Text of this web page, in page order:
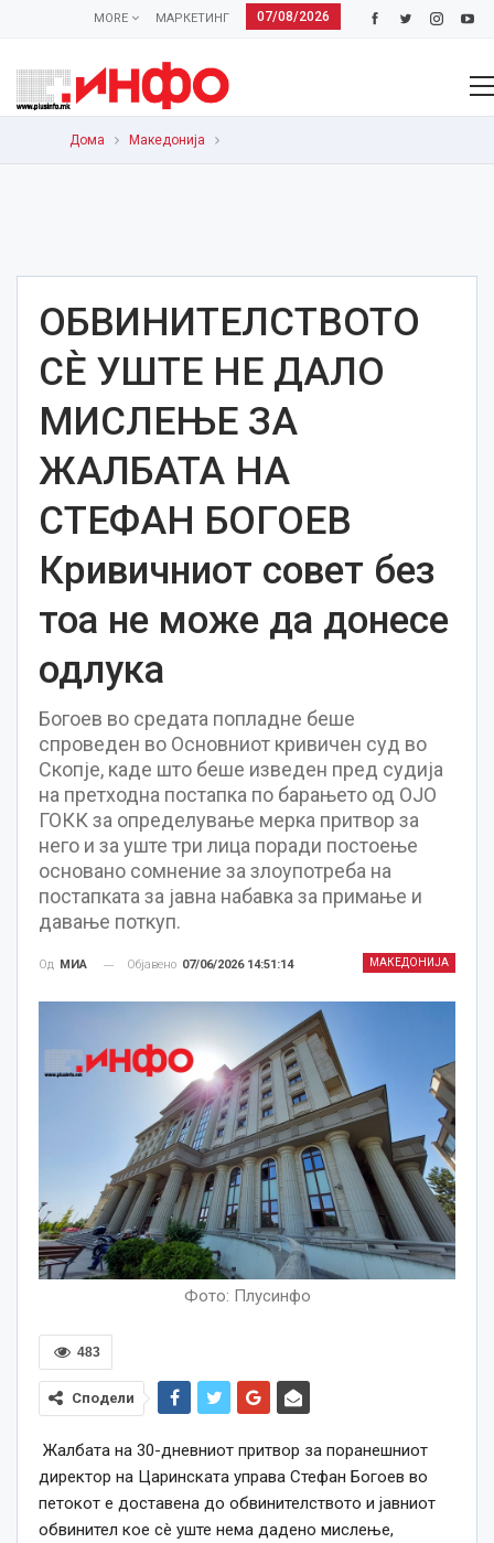
07/08/2026
МАРКЕТИНГ
MORE
Дома Македонија
ОБВИНИТЕЛСТВОТО
СЀ УШТЕ НЕ ДАЛО
МИСЛЕЊЕ ЗА
ЖАЛБАТА НА
СТЕФАН БОГОЕВ
Кривичниот совет без
тоа не може да донесе
одлука
Богоев во средата попладне беше
спроведен во Основниот кривичен суд во
Скопје, каде што беше изведен пред судија
на претходна постапка по барањето од ОЈО
ГОКК за определување мерка притвор за
него и за уште три лица поради постоење
основано сомнение за злоупотреба на
постапката за јавна набавка за примање и
давање поткуп.
МАКЕДОНИЈА
Од МИА Објавено 07/06/2026 14:51:14
Фото: Плусинфо
483
Сподели
Жалбата на 30-дневниот притвор за поранешниот
директор на Царинската управа Стефан Богоев во
петокот е доставена до обвинителството и јавниот
обвинител кое сè уште нема дадено мислење,